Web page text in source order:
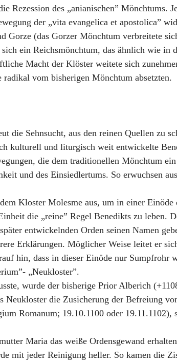
Rezession des „anianischen” Mönchtums.
der „vita evangelica et apostolica”
Gorze (das Gorzer Mönchtum verbreitete
ein Reichsmönchtum, das ähnlich wie in
Macht der Klöster weitete sich
vom bisherigen Mönchtum absetzten.
die Sehnsucht, aus den reinen Quellen zu
kulturell und liturgisch weit entwickelte
die dem traditionellen Mönchtum
und des Einsiedlertums. So erwuchsen
Kloster Molesme aus, um in einer Einöde
die „reine” Regel Benedikts zu leben.
entwickelnden Orden seinen Namen
Erklärungen. Möglicher Weise leitet er
hin, dass in dieser Einöde nur Sumpfrohr
„Neukloster”.
wurde der bisherige Prior Alberich
Neukloster die Zusicherung der Befreiung
Romanum; 19.10.1100 oder 19.11.1102),
Maria das weiße Ordensgewand
mit jeder Reinigung heller. So kamen die